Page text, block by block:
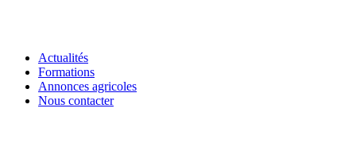
Actualités
Formations
Annonces agricoles
Nous contacter